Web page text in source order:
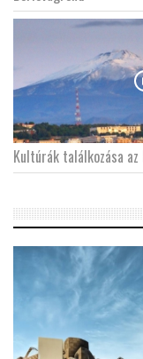
Kultúrák találkozása az